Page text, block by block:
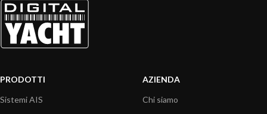
PRODOTTI
Sistemi AIS
AZIENDA
Chi siamo